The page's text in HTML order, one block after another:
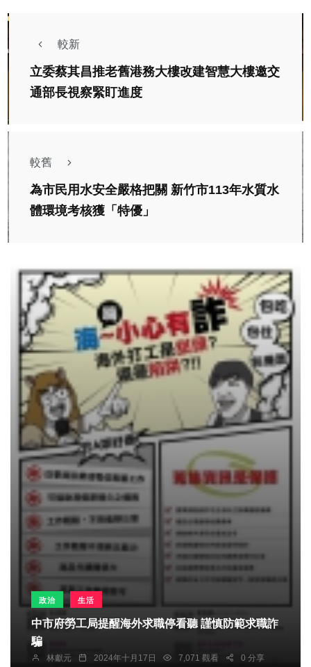
較新
立委蔡其昌推老舊港務大樓改建智慧大樓邀交
通部長視察緊盯進度
較舊
為市民用水安全嚴格把關 新竹市113年水質水
體環境考核獲「特優」
政治 生活
中市府勞工局提醒海外求職停看聽 謹慎防範求職詐
騙
林獻元 2024年十月17日 7,071 觀看 0 分享